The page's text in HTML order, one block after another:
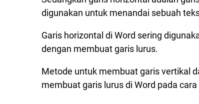
Cara Membuat 3 Garis Vertikal Di
1. Cara Menebalkan Garis Di Word
2. Cara Mengganti Bentuk Garis Di
3. Cara Mengganti Warna Garis Di
Cara Membuat Garis Horizontal Di
digunakan untuk menandai sebuah
Garis horizontal di Word sering
dengan membuat garis lurus.
Metode untuk membuat garis vertikal
membuat garis lurus di Word pada